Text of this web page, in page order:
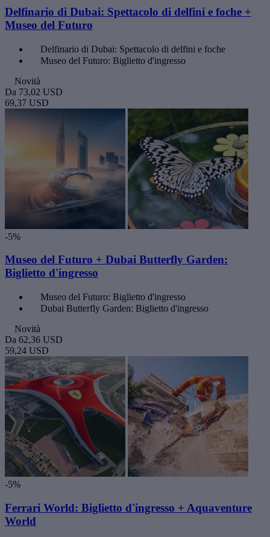
Delfinario di Dubai: Spettacolo di delfini e foche +
Museo del Futuro
Delfinario di Dubai: Spettacolo di delfini e foche
Museo del Futuro: Biglietto d'ingresso
Novità
Da 73,02 USD
69,37 USD
-5%
Museo del Futuro + Dubai Butterfly Garden:
Biglietto d'ingresso
Museo del Futuro: Biglietto d'ingresso
Dubai Butterfly Garden: Biglietto d'ingresso
Novità
Da 62,36 USD
59,24 USD
-5%
Ferrari World: Biglietto d'ingresso + Aquaventure
World